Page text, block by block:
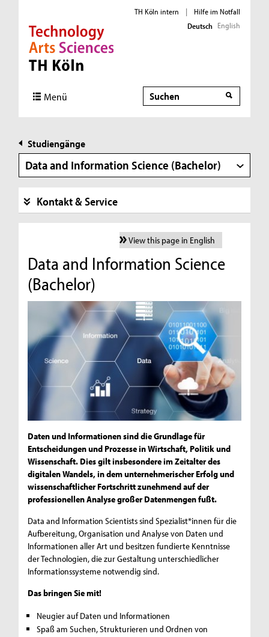
Direkt zur Hauptnavigation
Direkt zur Subnavigation
Direkt zum Inhalt
Direkt zum Fußbereich
TH Köln intern |
Hilfe im Notfall
Deutsch English
Menü Suche
Studiengänge
Data and Information Science (Bachelor)
Kontakt & Service
View this page in English
Data and Information Science
(Bachelor)
Daten und Informationen sind die Grundlage für
Entscheidungen und Prozesse in Wirtschaft, Politik und
Wissenschaft. Dies gilt insbesondere im Zeitalter des
digitalen Wandels, in dem unternehmerischer Erfolg und
wissenschaftlicher Fortschritt zunehmend auf der
professionellen Analyse großer Datenmengen fußt.
Data and Information Scientists sind Spezialist*innen für die
Aufbereitung, Organisation und Analyse von Daten und
Informationen aller Art und besitzen fundierte Kenntnisse
der Technologien, die zur Gestaltung unterschiedlicher
Informationssysteme notwendig sind.
Das bringen Sie mit!
Neugier auf Daten und Informationen
Spaß am Suchen, Strukturieren und Ordnen von